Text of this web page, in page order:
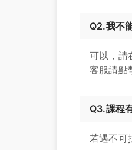
Q2.我不
可以，請
客服請點
Q3.課程
若遇不可